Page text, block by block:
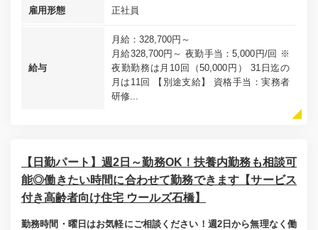
雇用形態 正社員
給与
月給：328,700円～
月給328,700円～ 夜勤手当：5,000円/回 ※
夜勤勤務は月10回（50,000円） 31日迄の
月は11回 【別途支給】 資格手当：実務者
研修...
【日勤パート】週2日～勤務OK！扶養内勤務も相談可
能◎働きたい時間に合わせて勤務できます【サービス
付き高齢者向け住宅 ウールズ石橋】
勤務時間・曜日はお気軽にご相談ください！週2日から無理なく働